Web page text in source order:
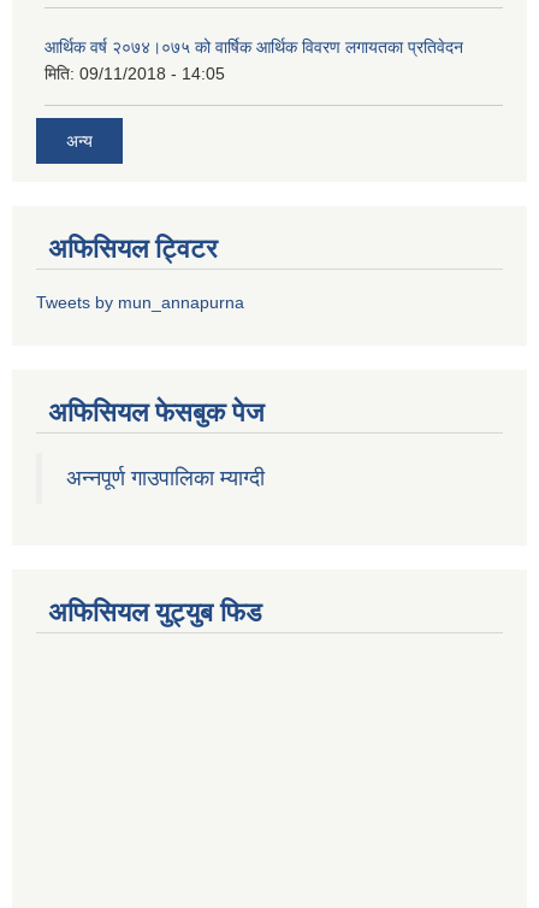
आर्थिक वर्ष २०७४।०७५ को वार्षिक आर्थिक विवरण लगायतका प्रतिवेदन
मिति: 09/11/2018 - 14:05
अन्य
अफिसियल ट्विटर
Tweets by mun_annapurna
अफिसियल फेसबुक पेज
अन्नपूर्ण गाउपालिका म्याग्दी
अफिसियल युट्युब फिड